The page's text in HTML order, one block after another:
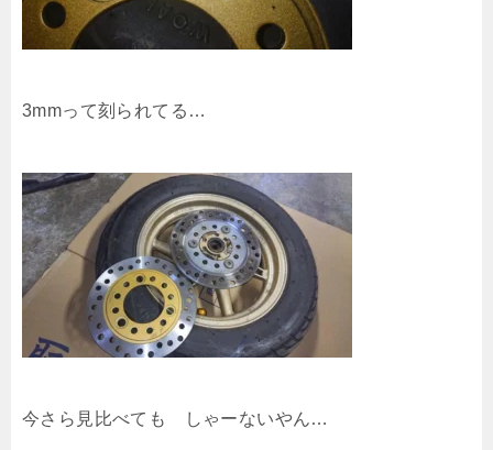
3mmって刻られてる…
今さら見比べても しゃーないやん…